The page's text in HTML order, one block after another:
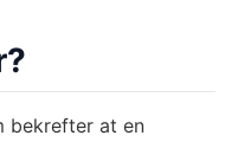
bekrefter at en